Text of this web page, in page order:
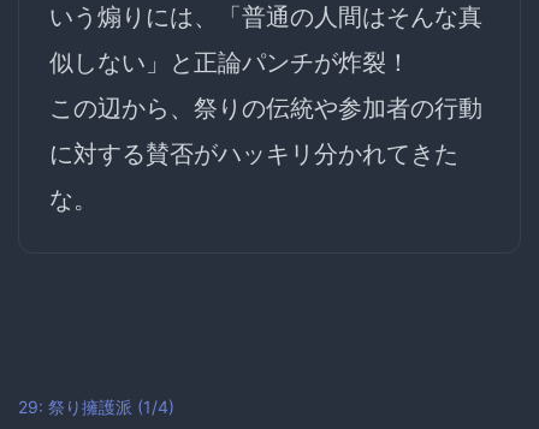
いう煽りには、「普通の人間はそんな真
似しない」と正論パンチが炸裂！
この辺から、祭りの伝統や参加者の行動
に対する賛否がハッキリ分かれてきた
な。
29: 祭り擁護派 (1/4)